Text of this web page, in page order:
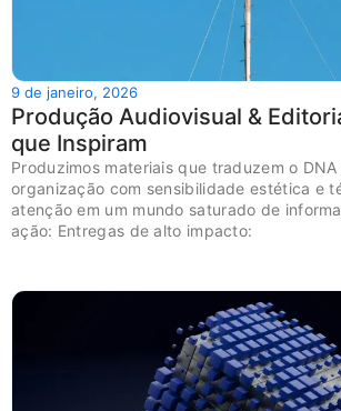
9 de janeiro, 2026
Produção Audiovisual &
que Inspiram
Produzimos materiais que traduzem o DNA
organização com sensibilidade estética e
atenção em um mundo saturado de
ação: Entregas de alto impacto: